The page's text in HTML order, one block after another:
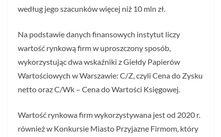
według jego szacunków więcej niż 10 mln zł.
Na podstawie danych finansowych instytut liczy
wartość rynkową firm w uproszczony sposób,
wykorzystując dwa wskaźniki z Giełdy Papierów
Wartościowych w Warszawie: C/Z, czyli Cena do Zysku
netto oraz C/Wk – Cena do Wartości Księgowej.
Wartość rynkowa firm wykorzystywana jest od 2020 r.
również w Konkursie Miasto Przyjazne Firmom, który